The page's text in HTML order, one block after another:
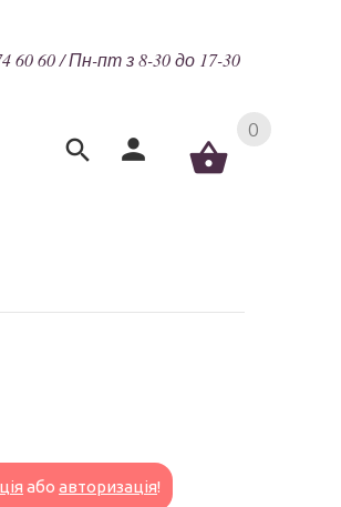
60 60 / Пн-пт з 8-30 до 17-30
0
або авторизація!